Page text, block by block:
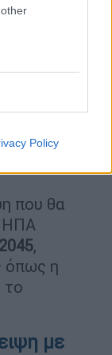
Policy
που θα
ΗΠΑ
,
όπως η
το
με